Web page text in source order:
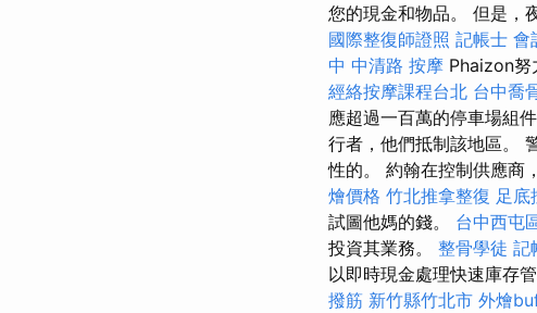
您的現金和物品。 但是，
國際整復師證照 記帳士 會
中 中清路 按摩 Phaizon努
經絡按摩課程台北 台中喬
應超過一百萬的停車場組
行者，他們抵制該地區。
性的。 約翰在控制供應商
燴價格 竹北推拿整復 足底
試圖他媽的錢。 台中西屯
投資其業務。 整骨學徒 記
以即時現金處理快速庫存管
撥筋 新竹縣竹北市 外燴